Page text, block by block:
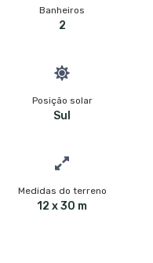
Banheiros
2
Posição solar
Sul
Medidas do terreno
12 x 30 m